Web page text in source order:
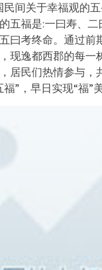
民间关于幸福观的
五福是:一曰寿、二
曰考终命。通过前
现逸都西郡的每一
居民们热情参与，
”，早日实现“福”